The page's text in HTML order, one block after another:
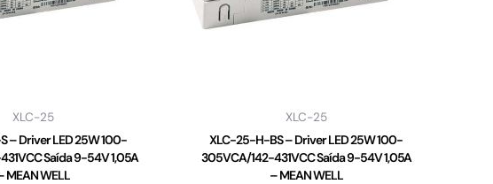
XLC-25
– Driver LED 25W 100-
Saída 9-54V 1,05A
MEAN WELL
XLC-25
XLC-25-H-BS – Driver LED 25W 100-
305VCA/142-431VCC Saída 9-54V 1,05A
– MEAN WELL